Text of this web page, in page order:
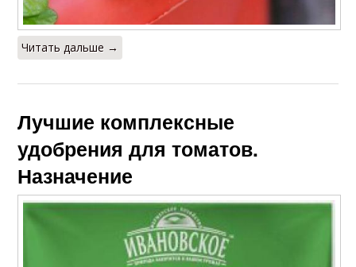
Читать дальше →
Лучшие комплексные
удобрения для томатов.
Назначение